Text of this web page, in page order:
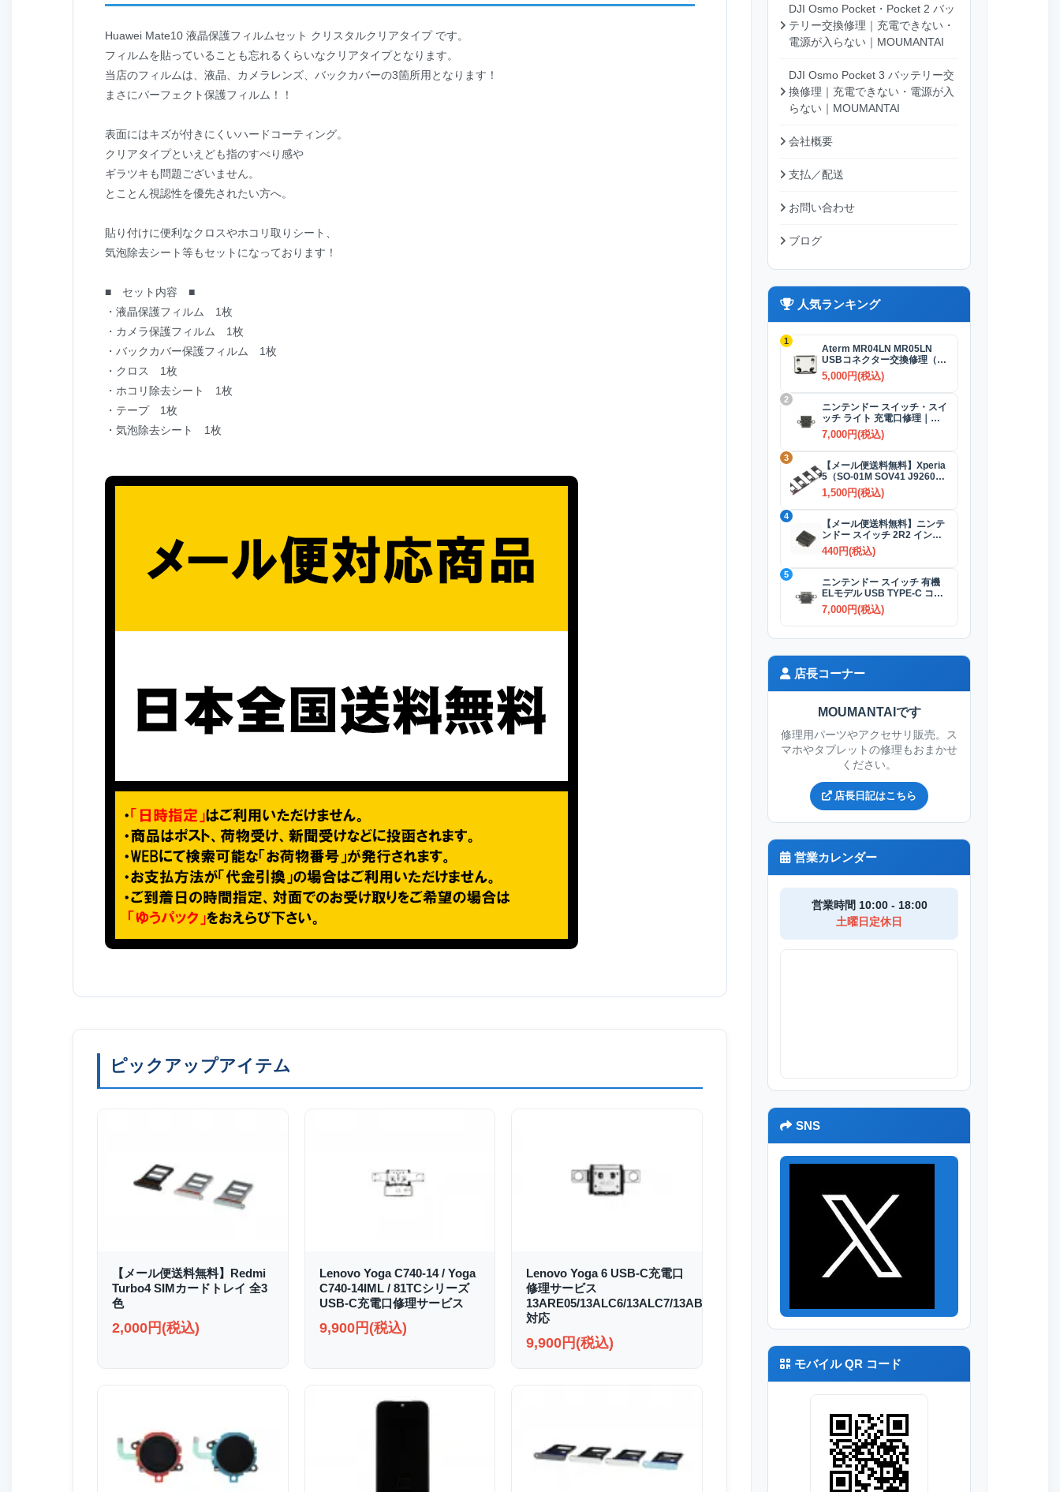
Huawei Mate10 液晶保護フィルムセット クリスタルクリアタイプ です。
フィルムを貼っていることも忘れるくらいなクリアタイプとなります。
当店のフィルムは、液晶、カメラレンズ、バックカバーの3箇所用となります！
まさにパーフェクト保護フィルム！！
表面にはキズが付きにくいハードコーティング。
クリアタイプといえども指のすべり感や
ギラツキも問題ございません。
とことん視認性を優先されたい方へ。
貼り付けに便利なクロスやホコリ取りシート、
気泡除去シート等もセットになっております！
■ セット内容 ■
・液晶保護フィルム 1枚
・カメラ保護フィルム 1枚
・バックカバー保護フィルム 1枚
・クロス 1枚
・ホコリ除去シート 1枚
・テープ 1枚
・気泡除去シート 1枚
ピックアップアイテム
【メール便送料無料】Redmi
Turbo4 SIMカードトレイ 全3
色
2,000円(税込)
Lenovo Yoga C740-14 / Yoga
C740-14IML / 81TCシリーズ
USB-C充電口修理サービス
9,900円(税込)
Lenovo Yoga 6 USB-C充電口
修理サービス
13ARE05/13ALC6/13ALC7/13ABR8
対応
9,900円(税込)
DJI Osmo Pocket・Pocket 2 バッ
テリー交換修理｜充電できない・
電源が入らない｜MOUMANTAI
DJI Osmo Pocket 3 バッテリー交
換修理｜充電できない・電源が入
らない｜MOUMANTAI
会社概要
支払／配送
お問い合わせ
ブログ
人気ランキング
1
Aterm MR04LN MR05LN
USBコネクター交換修理（充
電）
5,000円(税込)
2
ニンテンドー スイッチ・スイ
ッチ ライト 充電口修理｜
USB-Cコネクター 交換修理
7,000円(税込)
3
【メール便送料無料】Xperia
5（SO-01M SOV41 J9260）
SIMカードトレイ 全4色
1,500円(税込)
4
【メール便送料無料】ニンテ
ンドー スイッチ 2R2 インダ
クタ(コイル)
440円(税込)
5
ニンテンドー スイッチ 有機
ELモデル USB TYPE-C コネ
クター交換修理
7,000円(税込)
店長コーナー
MOUMANTAIです
修理用パーツやアクセサリ販売。ス
マホやタブレットの修理もおまかせ
ください。
店長日記はこちら
営業カレンダー
営業時間 10:00 - 18:00
土曜日定休日
SNS
モバイル QR コード